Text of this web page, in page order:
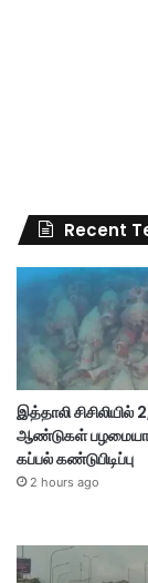
Recent
இத்தாலி சிசிலியில்
ஆண்டுகள்
கப்பல் கண்டுபிடிப்பு
2 hours ago